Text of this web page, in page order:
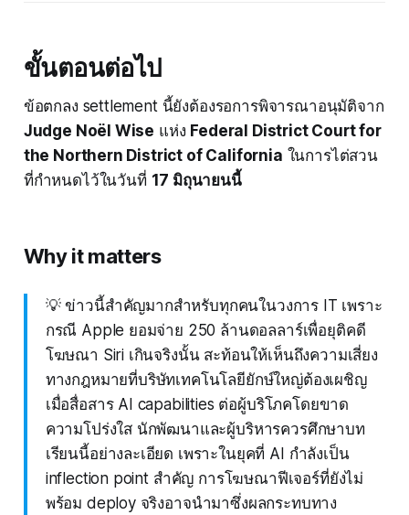
ขั้นตอนต่อไป
ข้อตกลง settlement นี้ยังต้องรอการพิจารณาอนุมัติจาก
Judge Noël Wise แห่ง Federal District Court for
the Northern District of California ในการไต่สวน
ที่กำหนดไว้ในวันที่ 17 มิถุนายนนี้
Why it matters
💡 ข่าวนี้สำคัญมากสำหรับทุกคนในวงการ IT เพราะ
กรณี Apple ยอมจ่าย 250 ล้านดอลลาร์เพื่อยุติคดี
โฆษณา Siri เกินจริงนั้น สะท้อนให้เห็นถึงความเสี่ยง
ทางกฎหมายที่บริษัทเทคโนโลยียักษ์ใหญ่ต้องเผชิญ
เมื่อสื่อสาร AI capabilities ต่อผู้บริโภคโดยขาด
ความโปร่งใส นักพัฒนาและผู้บริหารควรศึกษาบท
เรียนนี้อย่างละเอียด เพราะในยุคที่ AI กำลังเป็น
inflection point สำคัญ การโฆษณาฟีเจอร์ที่ยังไม่
พร้อม deploy จริงอาจนำมาซึ่งผลกระทบทาง